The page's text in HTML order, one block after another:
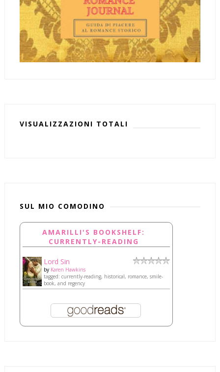
VISUALIZZAZIONI TOTALI
SUL MIO COMODINO
AMARILLI'S BOOKSHELF:
CURRENTLY-READING
Lord Sin
by Karen Hawkins
tagged: currently-reading, historical, romance, smile-
book, and regency